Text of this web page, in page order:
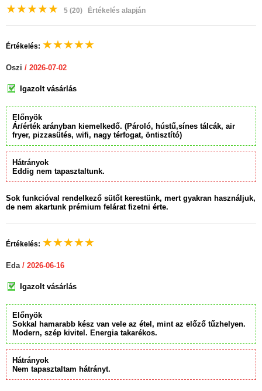
★★★★★ 5 (20) Értékelés alapján
Értékelés: ★★★★★
Oszi / 2026-07-02
Igazolt vásárlás
Előnyök
Ár/érték arányban kiemelkedő. (Pároló, hústű,sínes tálcák, air
fryer, pizzasütés, wifi, nagy térfogat, öntisztító)
Hátrányok
Eddig nem tapasztaltunk.
Sok funkcióval rendelkező sütőt kerestünk, mert gyakran használjuk,
de nem akartunk prémium felárat fizetni érte.
Értékelés: ★★★★★
Eda/ 2026-06-16
Igazolt vásárlás
Előnyök
Sokkal hamarabb kész van vele az étel, mint az előző tűzhelyen.
Modern, szép kivitel. Energia takarékos.
Hátrányok
Nem tapasztaltam hátrányt.